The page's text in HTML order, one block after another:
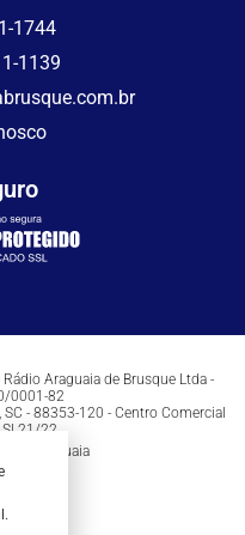
1744
1139
Araguaia de Brusque Ltda -
0001-82
- 88353-120 - Centro Comercial
Sl 21/22
Araguaia